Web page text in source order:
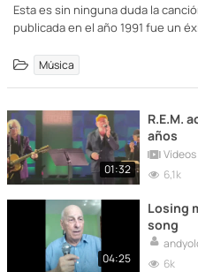
Esta es sin ninguna duda la
publicada en el año 1991 fue un
Música
01:32
R.E.M.
años
6,1k
04:25
Losing
song
6k